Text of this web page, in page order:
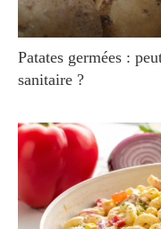
Patates germées :
sanitaire ?